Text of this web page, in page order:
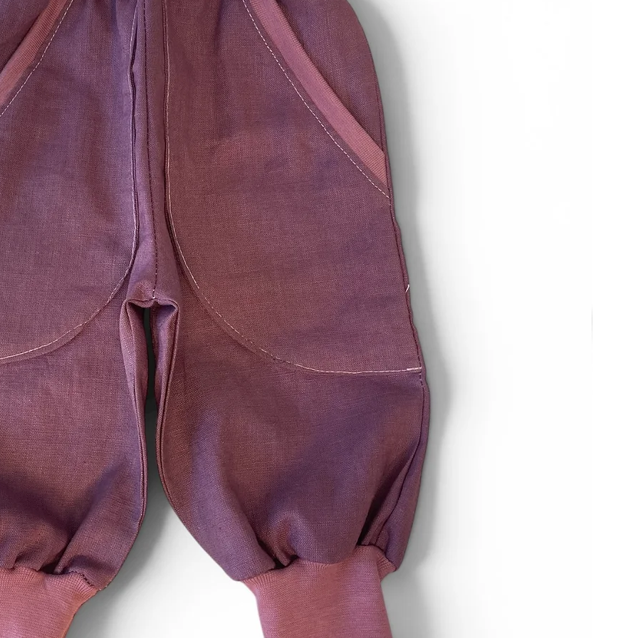
Tagen ab dem Tag zurückzuzahlen, an dem die
Mitteilung über Ihren Widerruf dieses Vertrags bei uns
eingegangen ist. Für diese Rückzahlung verwenden
wir dasselbe Zahlungsmittel, das Sie bei der
ursprünglichen Transaktion eingesetzt haben, es sei
denn, mit Ihnen wurde ausdrücklich etwas anderes
vereinbart; in keinem Fall werden Ihnen wegen dieser
Rückzahlung Entgelte berechnet.
Wir können die Rückzahlung verweigern, bis wir die
Waren wieder zurückerhalten haben oder bis Sie den
Nachweis erbracht haben, dass Sie die Waren
zurückgesandt haben, je nachdem, welches der
frühere Zeitpunkt ist.
Sie haben die Waren unverzüglich und in jedem Fall
spätestens binnen vierzehn Tagen ab dem Tag, an
dem Sie uns über den Widerruf dieses Vertrags
unterrichten, an uns zurückzusenden oder zu
übergeben. Die Frist ist gewahrt, wenn Sie die Waren
vor Ablauf der Frist von vierzehn Tagen absenden.
Sie tragen die unmittelbaren Kosten der Rücksendung
der Waren.
Sie müssen für einen etwaigen Wertverlust der Waren
nur aufkommen, wenn dieser Wertverlust auf einen
zur Prüfung der Beschaffenheit, Eigenschaften und
Funktionsweise der Waren nicht notwendigen
Umgang mit ihnen zurückzuführen ist.
Ausnahmen vom Widerrufsrecht
Das Widerrufsrecht besteht nicht bei Verträgen über
die Lieferung von Waren, die nicht vorgefertigt sind
und für deren Herstellung eine individuelle Auswahl
oder Bestimmung durch den Verbraucher maßgeblich
ist oder die eindeutig auf die persönlichen
Bedürfnisse des Verbrauchers zugeschnitten sind.